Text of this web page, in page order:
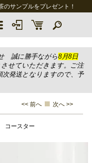
のサンプルをプレゼント！
誠に勝手ながら8月8日
せていただきます。ご注
次発送となりますので、予
<< 前へ 次へ >>
ースター